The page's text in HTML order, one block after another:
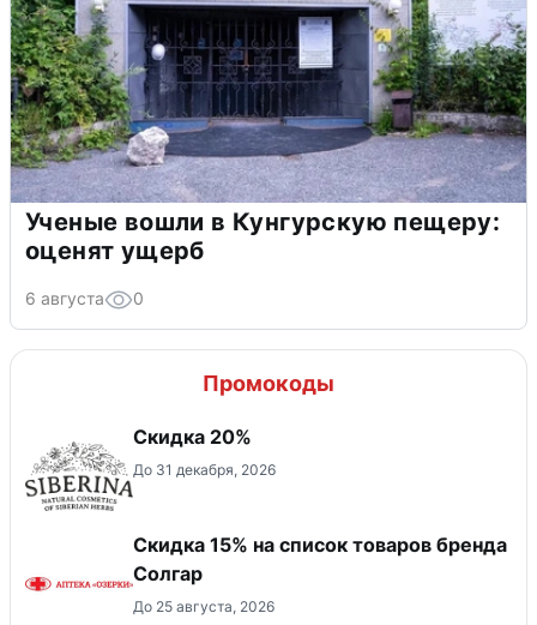
Ученые вошли в Кунгурскую пещеру:
оценят ущерб
6 августа 0
Промокоды
Скидка 20%
До 31 декабря, 2026
Скидка 15% на список товаров бренда
Солгар
До 25 августа, 2026